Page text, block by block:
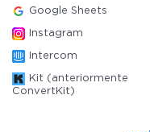
Google Sheets
Instagram
Intercom
Kit (anteriormente
ConvertKit)